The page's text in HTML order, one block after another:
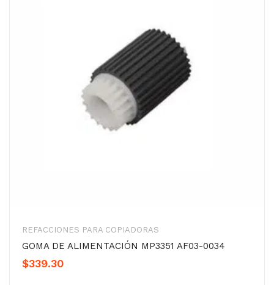
REFACCIONES PARA COPIADORAS
GOMA DE ALIMENTACIÓN MP3351 AF03-0034
$339.30